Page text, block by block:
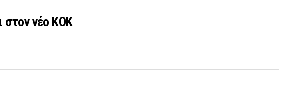
στον νέο ΚΟΚ